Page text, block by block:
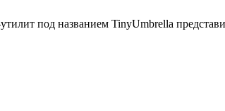
под названием TinyUmbrella